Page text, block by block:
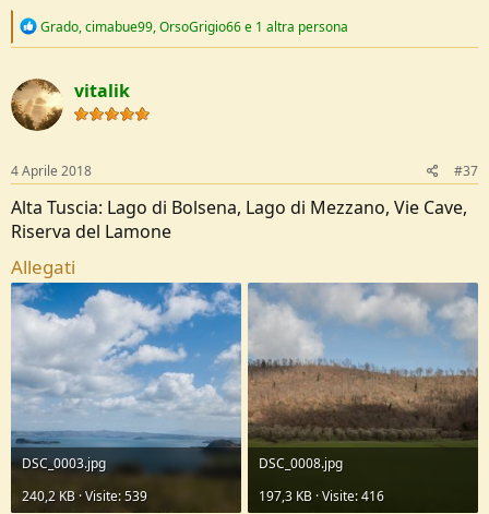
R
c
t
i
o
s
:
Grado,cimabue99,OrsoGrigio66e 1 altra persona
vitalik
4 Aprile 2018 #37
Alta Tuscia: Lago di Bolsena, Lago di Mezzano, Vie Cave,
Riserva del Lamone
Allegati
DSC_0003.jpg
240,2 KB · Visite: 539
DSC_0008.jpg
197,3 KB · Visite: 416